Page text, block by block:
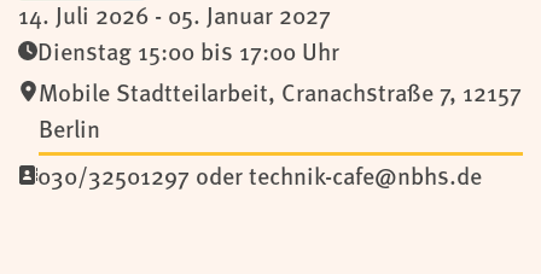
14. Juli 2026 - 05. Januar 2027
Dienstag 15:00 bis 17:00 Uhr
Mobile Stadtteilarbeit, Cranachstraße 7, 12157
Berlin
030/32501297 oder technik-cafe@nbhs.de